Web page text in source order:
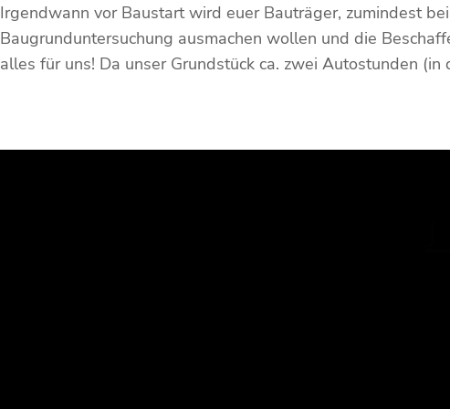
Irgendwann vor Baustart wird euer Bauträger, zumindest
Baugrunduntersuchung ausmachen wollen und die
alles für uns! Da unser Grundstück ca. zwei Autostunden (in